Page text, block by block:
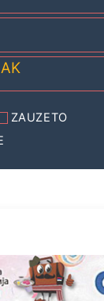
ZAUZETO